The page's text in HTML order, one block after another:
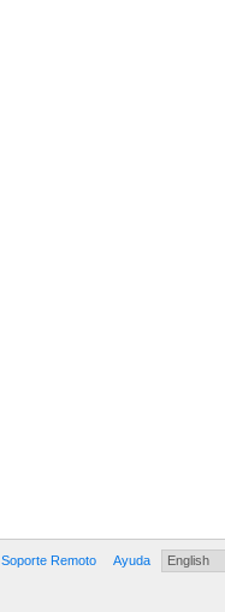
Soporte Remoto Ayuda